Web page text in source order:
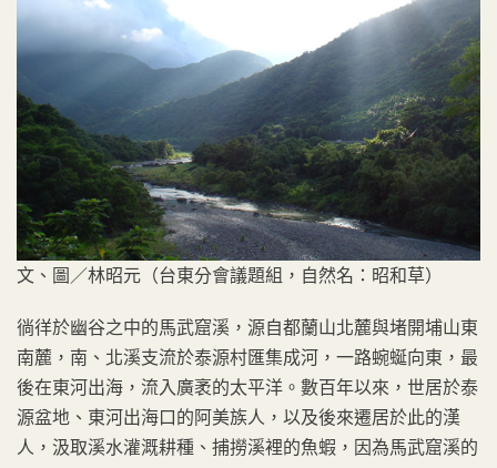
文、圖／林昭元（台東分會議題組，自然名：昭和草）
徜徉於幽谷之中的馬武窟溪，源自都蘭山北麓與堵開埔山東
南麓，南、北溪支流於泰源村匯集成河，一路蜿蜒向東，最
後在東河出海，流入廣袤的太平洋。數百年以來，世居於泰
源盆地、東河出海口的阿美族人，以及後來遷居於此的漢
人，汲取溪水灌溉耕種、捕撈溪裡的魚蝦，因為馬武窟溪的